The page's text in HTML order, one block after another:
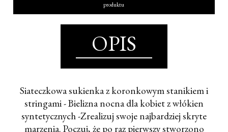
produktu
OPIS
Siateczkowa sukienka z koronkowym stanikiem i
stringami - Bielizna nocna dla kobiet z włókien
syntetycznych -Zrealizuj swoje najbardziej skryte
marzenia. Poczuj, że po raz pierwszy stworzono